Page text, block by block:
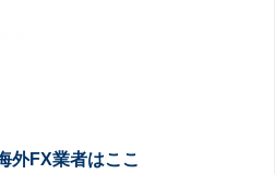
外FX業者はここ